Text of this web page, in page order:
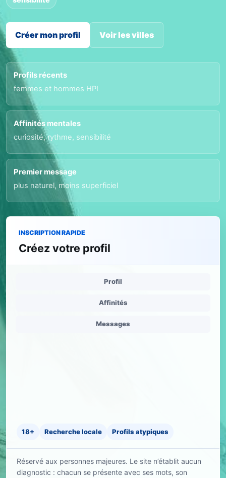
Créer mon profil Voir les villes
Profils récents
femmes et hommes HPI
Affinités mentales
curiosité, rythme, sensibilité
Premier message
plus naturel, moins superficiel
INSCRIPTION RAPIDE
Créez votre profil
Profil
Affinités
Messages
18+ Recherche locale Profils atypiques
Réservé aux personnes majeures. Le site n’établit aucun
diagnostic : chacun se présente avec ses mots, son